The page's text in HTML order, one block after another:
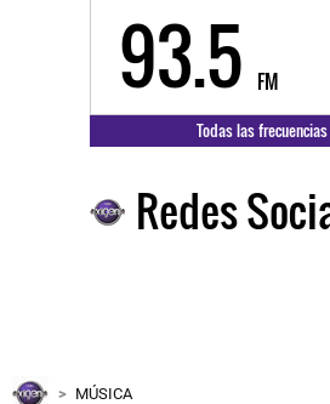
93.5 FM
Todas las frecuencias
Redes
MÚSICA